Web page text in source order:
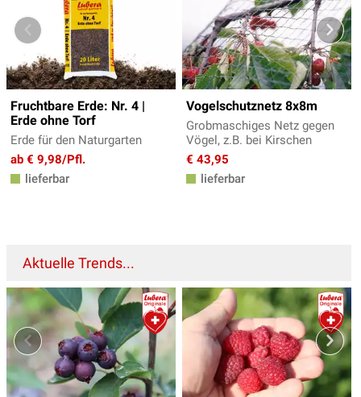
Fruchtbare Erde: Nr. 4 |
Erde ohne Torf
Erde für den Naturgarten
ab € 9,98/Pfl.
lieferbar
Vogelschutznetz 8x8m
Grobmaschiges Netz gegen
Vögel, z.B. bei Kirschen
€ 43,95
lieferbar
Aktuelle Trends...